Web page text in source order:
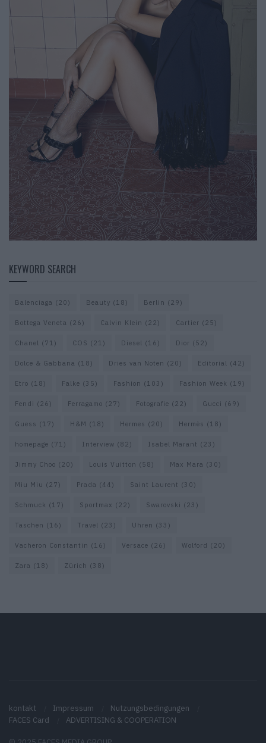
KEYWORD SEARCH
Balenciaga (20) Beauty (18) Berlin (29)
Bottega Veneta (26) Calvin Klein (22) Cartier (25)
Chanel (71) COS (21) Diesel (16) Dior (52)
Dolce & Gabbana (18) Dries van Noten (20) Editorial (42)
Etro (18) Falke (35) Fashion (103) Fashion Week (19)
Fendi (26) Ferragamo (27) Fotografie (22) Gucci (69)
Guess (17) H&M (18) Hermes (20) Hermès (18)
homepage (71) Interview (82) Isabel Marant (23)
Jimmy Choo (20) Louis Vuitton (58) Max Mara (30)
Miu Miu (27) Prada (44) Saint Laurent (30)
Schmuck (17) Sportmax (22) Swarovski (23)
Taschen (16) Travel (23) Uhren (33)
Vacheron Constantin (16) Versace (26) Wolford (20)
Zara (18) Zürich (38)
kontakt Impressum
Nutzungsbedingungen
FACES Card
ADVERTISING & COOPERATION